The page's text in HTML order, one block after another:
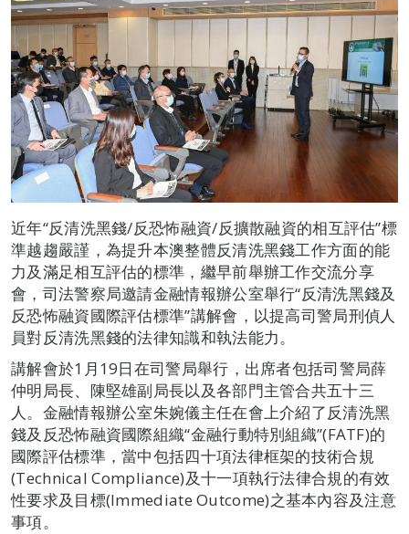
近年“反清洗黑錢/反恐怖融資/反擴散融資的相互評估”標
準越趨嚴謹，為提升本澳整體反清洗黑錢工作方面的能
力及滿足相互評估的標準，繼早前舉辦工作交流分享
會，司法警察局邀請金融情報辦公室舉行“反清洗黑錢及
反恐怖融資國際評估標準”講解會，以提高司警局刑偵人
員對反清洗黑錢的法律知識和執法能力。
講解會於1月19日在司警局舉行，出席者包括司警局薛
仲明局長、陳堅雄副局長以及各部門主管合共五十三
人。金融情報辦公室朱婉儀主任在會上介紹了反清洗黑
錢及反恐怖融資國際組織“金融行動特別組織”(FATF)的
國際評估標準，當中包括四十項法律框架的技術合規
(Technical Compliance)及十一項執行法律合規的有效
性要求及目標(Immediate Outcome)之基本內容及注意
事項。